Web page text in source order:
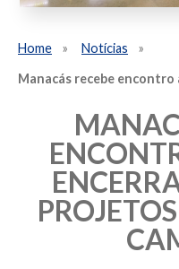
Home
Notícias
Manacás recebe